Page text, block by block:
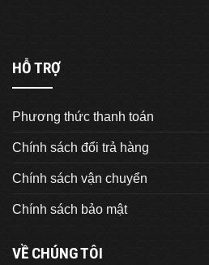
HỖ TRỢ
Phương thức thanh toán
Chính sách đổi trả hàng
Chính sách vận chuyển
Chính sách bảo mật
VỀ CHÚNG TÔI